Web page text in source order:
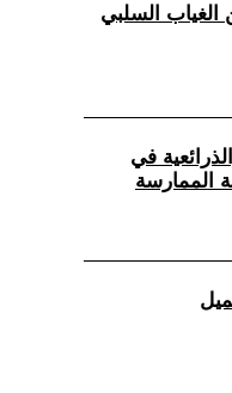
الغياب السلبي
في
الممارسة